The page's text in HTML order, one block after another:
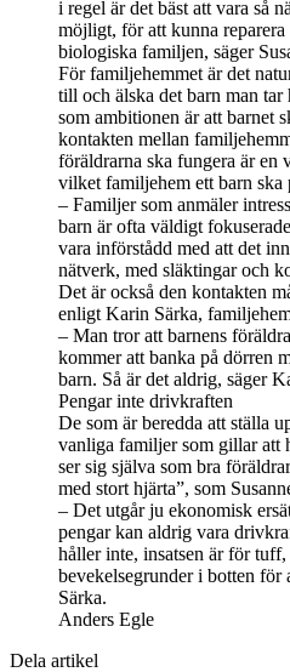
i regel är det bäst att vara så
möjligt, för att kunna reparera
biologiska familjen, säger
För familjehemmet är det
till och älska det barn man
som ambitionen är att barnet
kontakten mellan
föräldrarna ska fungera är en
vilket familjehem ett barn ska
– Familjer som anmäler
barn är ofta väldigt
vara införstådd med att det
nätverk, med släktingar och
Det är också den kontakten
enligt Karin Särka,
– Man tror att barnens
kommer att banka på dörren
barn. Så är det aldrig, säger
Pengar inte drivkraften
De som är beredda att ställa
vanliga familjer som gillar att
ser sig själva som bra
med stort hjärta”, som
– Det utgår ju ekonomisk
pengar kan aldrig vara
håller inte, insatsen är för
bevekelsegrunder i botten för
Särka.
Anders Egle
Dela artikel